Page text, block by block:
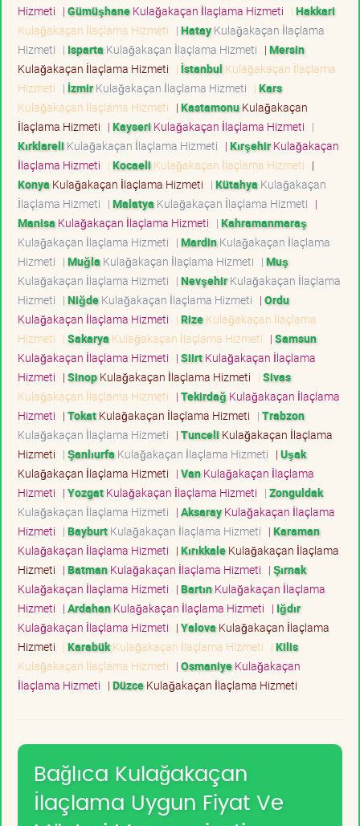
Hizmeti | GümüşhaneKulağakaçan İlaçlama Hizmeti | Hakkari
Kulağakaçan İlaçlama Hizmeti | HatayKulağakaçan İlaçlama
Hizmeti | Isparta Kulağakaçan İlaçlama Hizmeti | Mersin
Kulağakaçan İlaçlama Hizmeti | İstanbul Kulağakaçan İlaçlama
Hizmeti | İzmirKulağakaçan İlaçlama Hizmeti | Kars
Kulağakaçan İlaçlama Hizmeti | KastamonuKulağakaçan
İlaçlama Hizmeti | Kayseri Kulağakaçan İlaçlama Hizmeti |
Kırklareli Kulağakaçan İlaçlama Hizmeti | KırşehirKulağakaçan
İlaçlama Hizmeti | Kocaeli Kulağakaçan İlaçlama Hizmeti |
Konya Kulağakaçan İlaçlama Hizmeti | Kütahya Kulağakaçan
İlaçlama Hizmeti | Malatya Kulağakaçan İlaçlama Hizmeti |
Manisa Kulağakaçan İlaçlama Hizmeti | Kahramanmaraş
Kulağakaçan İlaçlama Hizmeti | MardinKulağakaçan İlaçlama
Hizmeti | Muğla Kulağakaçan İlaçlama Hizmeti | Muş
Kulağakaçan İlaçlama Hizmeti | NevşehirKulağakaçan İlaçlama
Hizmeti | NiğdeKulağakaçan İlaçlama Hizmeti | Ordu
Kulağakaçan İlaçlama Hizmeti | RizeKulağakaçan İlaçlama
Hizmeti | Sakarya Kulağakaçan İlaçlama Hizmeti | Samsun
Kulağakaçan İlaçlama Hizmeti | SiirtKulağakaçan İlaçlama
Hizmeti | SinopKulağakaçan İlaçlama Hizmeti | Sivas
Kulağakaçan İlaçlama Hizmeti | Tekirdağ Kulağakaçan İlaçlama
Hizmeti | TokatKulağakaçan İlaçlama Hizmeti | Trabzon
Kulağakaçan İlaçlama Hizmeti | Tunceli Kulağakaçan İlaçlama
Hizmeti | Şanlıurfa Kulağakaçan İlaçlama Hizmeti | Uşak
Kulağakaçan İlaçlama Hizmeti | VanKulağakaçan İlaçlama
Hizmeti | YozgatKulağakaçan İlaçlama Hizmeti | Zonguldak
Kulağakaçan İlaçlama Hizmeti | AksarayKulağakaçan İlaçlama
Hizmeti | BayburtKulağakaçan İlaçlama Hizmeti | Karaman
Kulağakaçan İlaçlama Hizmeti | KırıkkaleKulağakaçan İlaçlama
Hizmeti | BatmanKulağakaçan İlaçlama Hizmeti | Şırnak
Kulağakaçan İlaçlama Hizmeti | BartınKulağakaçan İlaçlama
Hizmeti | ArdahanKulağakaçan İlaçlama Hizmeti | Iğdır
Kulağakaçan İlaçlama Hizmeti | Yalova Kulağakaçan İlaçlama
Hizmeti | KarabükKulağakaçan İlaçlama Hizmeti | Kilis
Kulağakaçan İlaçlama Hizmeti | OsmaniyeKulağakaçan
İlaçlama Hizmeti | DüzceKulağakaçan İlaçlama Hizmeti
Bağlıca Kulağakaçan
İlaçlama Uygun Fiyat Ve